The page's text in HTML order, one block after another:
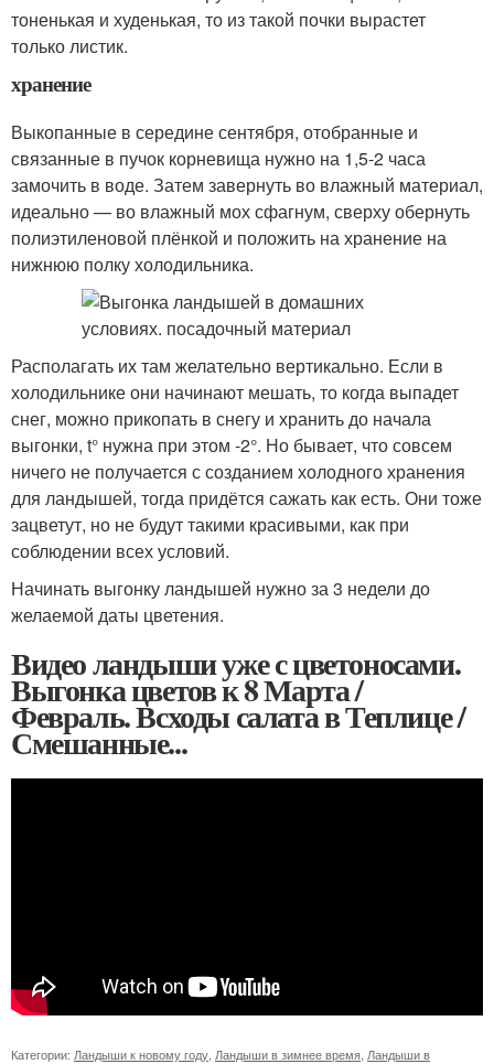
тоненькая и худенькая, то из такой почки вырастет
только листик.
хранение
Выкопанные в середине сентября, отобранные и
связанные в пучок корневища нужно на 1,5-2 часа
замочить в воде. Затем завернуть во влажный материал,
идеально — во влажный мох сфагнум, сверху обернуть
полиэтиленовой плёнкой и положить на хранение на
нижнюю полку холодильника.
Располагать их там желательно вертикально. Если в
холодильнике они начинают мешать, то когда выпадет
снег, можно прикопать в снегу и хранить до начала
выгонки, t° нужна при этом -2°. Но бывает, что совсем
ничего не получается с созданием холодного хранения
для ландышей, тогда придётся сажать как есть. Они тоже
зацветут, но не будут такими красивыми, как при
соблюдении всех условий.
Начинать выгонку ландышей нужно за 3 недели до
желаемой даты цветения.
Видео ландыши уже с цветоносами.
Выгонка цветов к 8 Марта /
Февраль. Всходы салата в Теплице /
Смешанные...
Категории: Ландыши к новому году Ландыши в зимнее время Ландыши в